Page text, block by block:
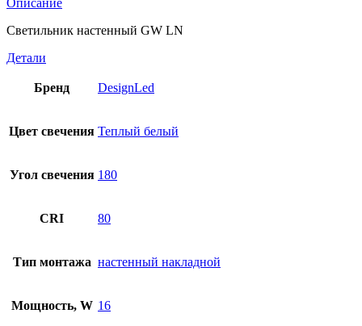
Светильник настенный GW LN
Детали
Бренд DesignLed
Цвет свечения Теплый белый
Угол свечения 180
CRI 80
Тип монтажа настенный накладной
Мощность, W 16